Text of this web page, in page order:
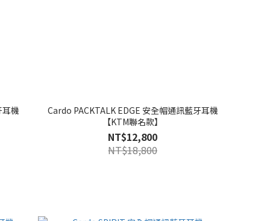
機
Cardo PACKTALK EDGE 安全帽通訊藍牙耳機
【KTM聯名款】
NT$12,800
NT$18,800